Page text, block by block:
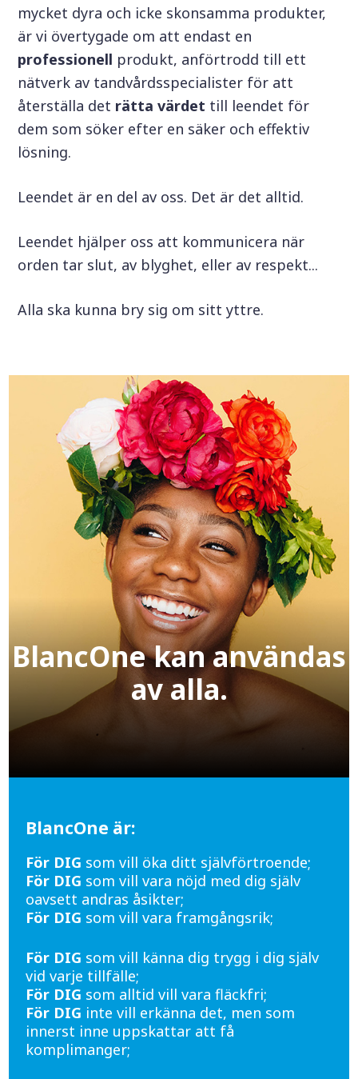
mycket dyra och icke skonsamma produkter,
är vi övertygade om att endast en
professionell produkt, anförtrodd till ett
nätverk av tandvårdsspecialister för att
återställa det rätta värdet till leendet för
dem som söker efter en säker och effektiv
lösning.
Leendet är en del av oss. Det är det alltid.
Leendet hjälper oss att kommunicera när
orden tar slut, av blyghet, eller av respekt...
Alla ska kunna bry sig om sitt yttre.
BlancOne kan användas
av alla.
BlancOne är:
För DIG som vill öka ditt självförtroende;
För DIG som vill vara nöjd med dig själv
oavsett andras åsikter;
För DIG som vill vara framgångsrik;
För DIG som vill känna dig trygg i dig själv
vid varje tillfälle;
För DIG som alltid vill vara fläckfri;
För DIG inte vill erkänna det, men som
innerst inne uppskattar att få
komplimanger;